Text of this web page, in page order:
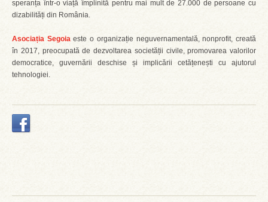
speranța într-o viață împlinită pentru mai mult de 27.000 de persoane cu
dizabilități din România.
Asociația Segoiaeste o organizație neguvernamentală, nonprofit, creată
în 2017, preocupată de dezvoltarea societății civile, promovarea valorilor
democratice, guvernării deschise și implicării cetățenești cu ajutorul
tehnologiei.